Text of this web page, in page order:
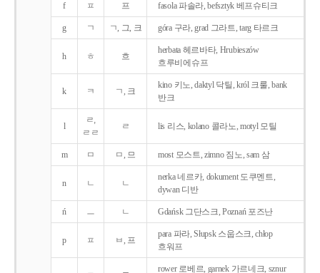
f ㅍ 프 fasola 파솔라, befsztyk 베프슈티크
g ㄱ ㄱ, 그, 크 góra 구라, grad 그라트, targ 타르크
h ㅎ 흐
herbata 헤르바타, Hrubieszów
흐루비에슈프
k ㅋ ㄱ, 크
kino 키노, daktyl 닥틸, król 크룰, bank
반크
l
ㄹ,
ㄹㄹ
ㄹ lis 리스, kolano 콜라노, motyl 모틸
m ㅁ ㅁ, 므 most 모스트, zimno 짐노, sam 삼
n ㄴ ㄴ
nerka 네르카, dokument 도쿠멘트,
dywan 디반
ń ㅡ ㄴ Gdańsk 그단스크, Poznań 포즈난
p ㅍ ㅂ, 프
para 파라, Słupsk 스웁스크, chłop
흐워프
rower 로베르, garnek 가르네크, sznur